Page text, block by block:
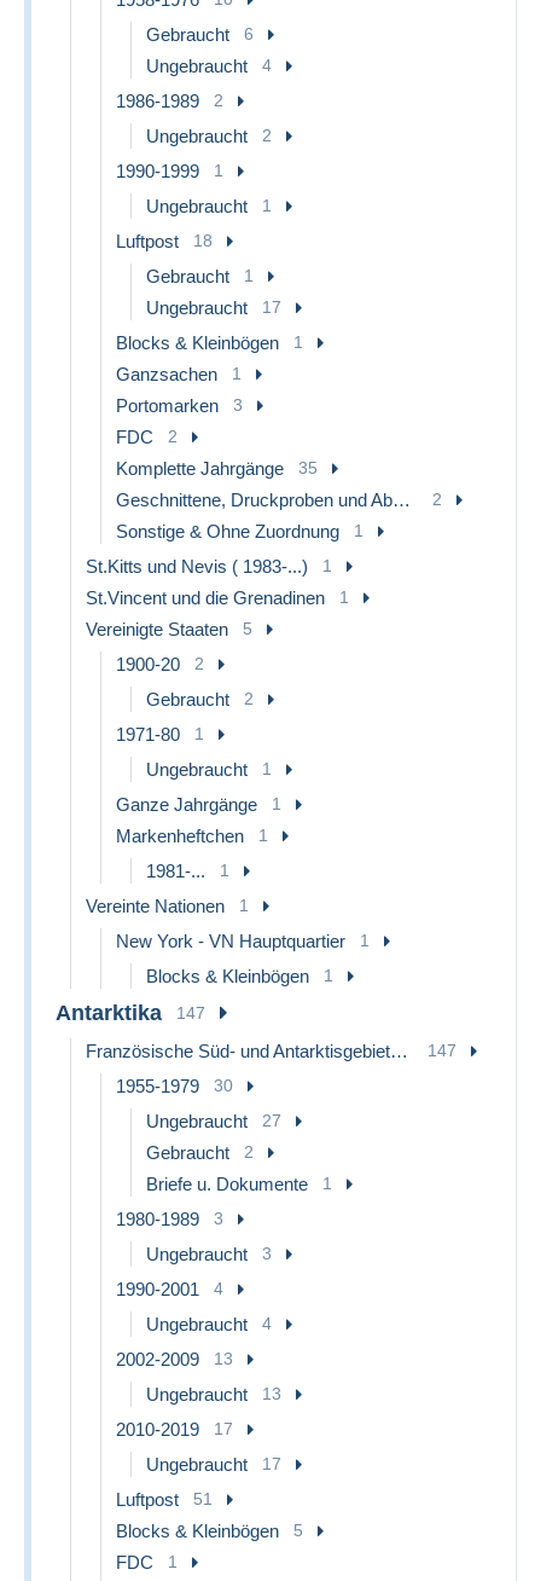
Gebraucht 6
Ungebraucht 4
1986-1989 2
Ungebraucht 2
1990-1999 1
Ungebraucht 1
Luftpost 18
Gebraucht 1
Ungebraucht 17
Blocks & Kleinbögen 1
Ganzsachen 1
Portomarken 3
FDC 2
Komplette Jahrgänge 35
Geschnittene, Druckproben und Abarten 2
Sonstige & Ohne Zuordnung 1
St.Kitts und Nevis ( 1983-...) 1
St.Vincent und die Grenadinen 1
Vereinigte Staaten 5
1900-20 2
Gebraucht 2
1971-80 1
Ungebraucht 1
Ganze Jahrgänge 1
Markenheftchen 1
1981-... 1
Vereinte Nationen 1
New York - VN Hauptquartier 1
Blocks & Kleinbögen 1
Antarktika 147
Französische Süd- und Antarktisgebiete (TAAF) 147
1955-1979 30
Ungebraucht 27
Gebraucht 2
Briefe u. Dokumente 1
1980-1989 3
Ungebraucht 3
1990-2001 4
Ungebraucht 4
2002-2009 13
Ungebraucht 13
2010-2019 17
Ungebraucht 17
Luftpost 51
Blocks & Kleinbögen 5
FDC 1